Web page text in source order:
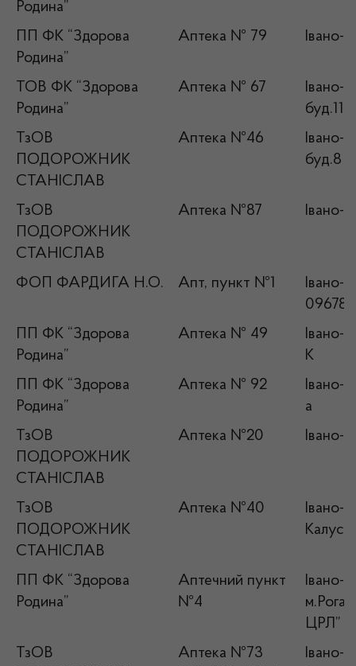
Родина”
ПП ФК “Здорова
Родина”
Аптека № 79 Івано-
ТОВ ФК “Здорова
Родина”
Аптека № 67
Івано-
буд.11а
ТзОВ
ПОДОРОЖНИК
СТАНІСЛАВ
Аптека №46
Івано-
буд.8 а
ТзОВ
ПОДОРОЖНИК
СТАНІСЛАВ
Аптека №87 Івано-
ФОП ФАРДИГА Н.О. Апт, пункт №1
Івано-
ПП ФК “Здорова
Родина”
Аптека № 49
Івано-
К
ПП ФК “Здорова
Родина”
Аптека № 92
Івано-
а
ТзОВ
ПОДОРОЖНИК
СТАНІСЛАВ
Аптека №20 Івано-
ТзОВ
ПОДОРОЖНИК
СТАНІСЛАВ
Аптека №40
Івано-
ПП ФК “Здорова
Родина”
Аптечний пункт
№4
Івано-
ЦРЛ”
ТзОВ
Аптека №73
Івано-